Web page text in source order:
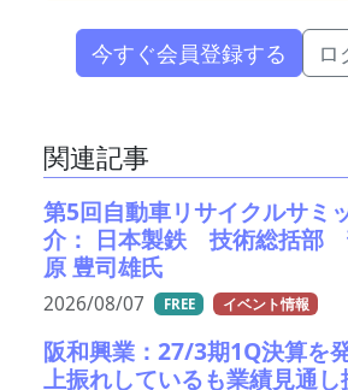
今すぐ会員登録する ロ
関連記事
第5回自動車リサイクルサミ
介： 日本製鉄 技術総括
原 豊司雄氏
2026/08/07 FREE イベント情報
阪和興業：27/3期1Q決算を
上振れしているも業績見通し